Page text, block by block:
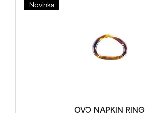
Novinka
OVO NAPKIN RING